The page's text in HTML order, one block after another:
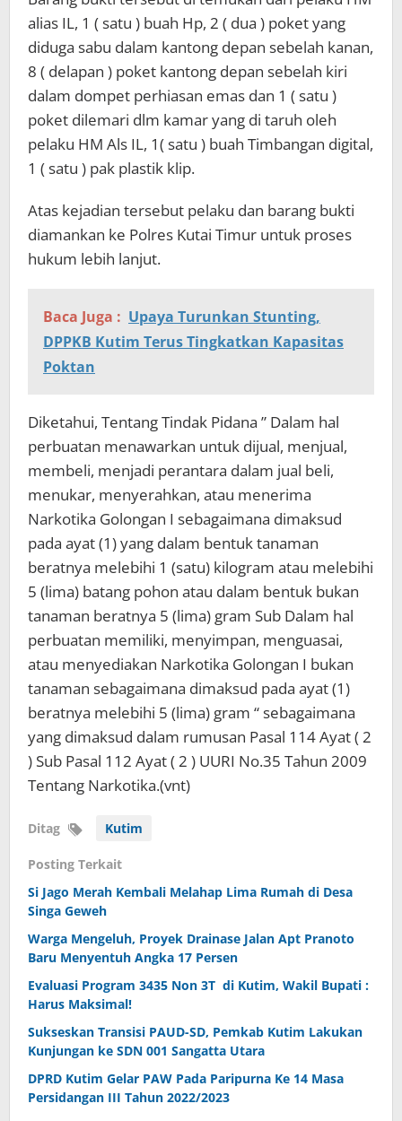
alias IL, 1 ( satu ) buah Hp, 2 ( dua ) poket yang
diduga sabu dalam kantong depan sebelah kanan,
8 ( delapan ) poket kantong depan sebelah kiri
dalam dompet perhiasan emas dan 1 ( satu )
poket dilemari dlm kamar yang di taruh oleh
pelaku HM Als IL, 1( satu ) buah Timbangan digital,
1 ( satu ) pak plastik klip.
Atas kejadian tersebut pelaku dan barang bukti
diamankan ke Polres Kutai Timur untuk proses
hukum lebih lanjut.
Baca Juga : Upaya Turunkan Stunting,
DPPKB Kutim Terus Tingkatkan Kapasitas
Poktan
Diketahui, Tentang Tindak Pidana ” Dalam hal
perbuatan menawarkan untuk dijual, menjual,
membeli, menjadi perantara dalam jual beli,
menukar, menyerahkan, atau menerima
Narkotika Golongan I sebagaimana dimaksud
pada ayat (1) yang dalam bentuk tanaman
beratnya melebihi 1 (satu) kilogram atau melebihi
5 (lima) batang pohon atau dalam bentuk bukan
tanaman beratnya 5 (lima) gram Sub Dalam hal
perbuatan memiliki, menyimpan, menguasai,
atau menyediakan Narkotika Golongan I bukan
tanaman sebagaimana dimaksud pada ayat (1)
beratnya melebihi 5 (lima) gram “ sebagaimana
yang dimaksud dalam rumusan Pasal 114 Ayat ( 2
) Sub Pasal 112 Ayat ( 2 ) UURI No.35 Tahun 2009
Tentang Narkotika.(vnt)
Ditag Kutim
Posting Terkait
Si Jago Merah Kembali Melahap Lima Rumah di Desa
Singa Geweh
Warga Mengeluh, Proyek Drainase Jalan Apt Pranoto
Baru Menyentuh Angka 17 Persen
Evaluasi Program 3435 Non 3T di Kutim, Wakil Bupati :
Harus Maksimal!
Sukseskan Transisi PAUD-SD, Pemkab Kutim Lakukan
Kunjungan ke SDN 001 Sangatta Utara
DPRD Kutim Gelar PAW Pada Paripurna Ke 14 Masa
Persidangan III Tahun 2022/2023